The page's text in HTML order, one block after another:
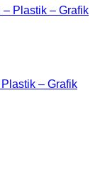
– Grafik